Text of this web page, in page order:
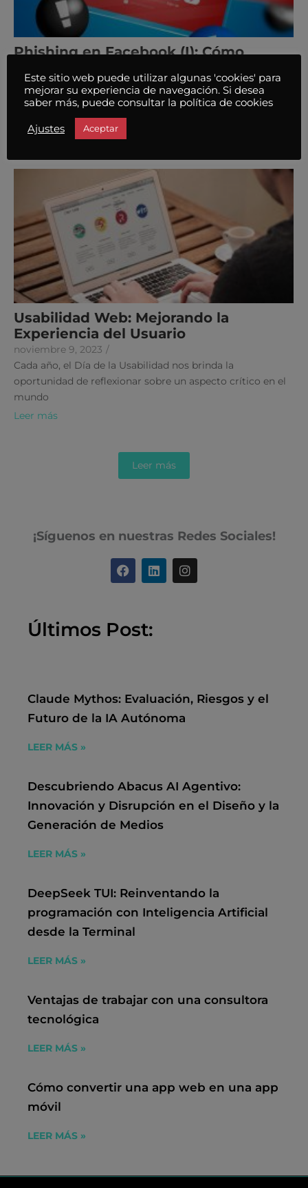
Phishing en Facebook (I): Cómo
noviembre 15, 2023 /
Seguro que más de una vez has recibido esos
inquietantes avisos que afirman que alguien intentó
acceder a tu cuenta
Usabilidad Web: Mejorando la
Experiencia del Usuario
noviembre 9, 2023 /
Cada año, el Día de la Usabilidad nos brinda la
oportunidad de reflexionar sobre un aspecto crítico en el
mundo
Leer más
Leer más
¡Síguenos en nuestras Redes Sociales!
F
a
c
o
o
L
i
n
I
n
s
Últimos Post:
Claude Mythos: Evaluación, Riesgos y el
Futuro de la IA Autónoma
LEER MÁS »
Descubriendo Abacus AI Agentivo:
Innovación y Disrupción en el Diseño y la
Generación de Medios
LEER MÁS »
DeepSeek TUI: Reinventando la
programación con Inteligencia Artificial
desde la Terminal
LEER MÁS »
Ventajas de trabajar con una consultora
tecnológica
LEER MÁS »
Cómo convertir una app web en una app
móvil
LEER MÁS »
Este sitio web puede utilizar algunas 'cookies' para
mejorar su experiencia de navegación. Si desea
saber más, puede consultar la política de cookies
Ajustes Aceptar